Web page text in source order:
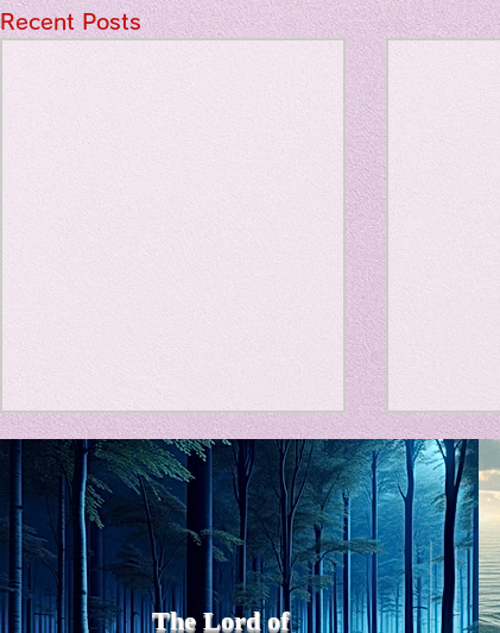
Personal
Travel Diary
New
Favorite
Recent Posts
Title: Death Affirmation as
a Generator of Mental
Vitality
Title: Death Affirmation as a
Generator of Mental Vitality
AbstractThis paper argues
私の能
chatGPT
で、進化
進化して
げで、心
The Lord of